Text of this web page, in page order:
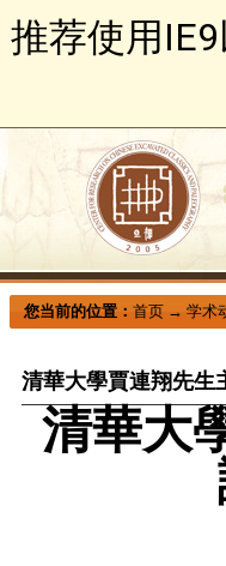
推荐使用
您当前的位置： 首页→ 学术
清華大學賈連翔先生
清華大